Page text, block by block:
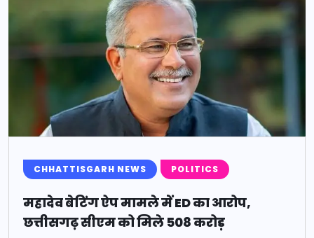
CHHATTISGARH NEWS POLITICS
महादेव बेटिंग ऐप मामले में ED का आरोप,
छत्तीसगढ़ सीएम को मिले 508 करोड़